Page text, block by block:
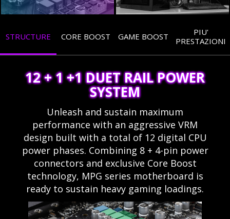
STRUCTURE CORE BOOST GAME BOOST
PIU'
PRESTAZIONI
12 + 1 +1 DUET RAIL POWER
SYSTEM
Unleash and sustain maximum
performance with an aggressive VRM
design built with a total of 12 digital CPU
power phases. Combining 8 + 4-pin power
connectors and exclusive Core Boost
technology, MPG series motherboard is
ready to sustain heavy gaming loadings.